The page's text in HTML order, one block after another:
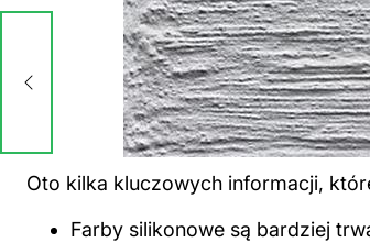
Oto kilka kluczowych informacji,
Farby silikonowe są bardziej